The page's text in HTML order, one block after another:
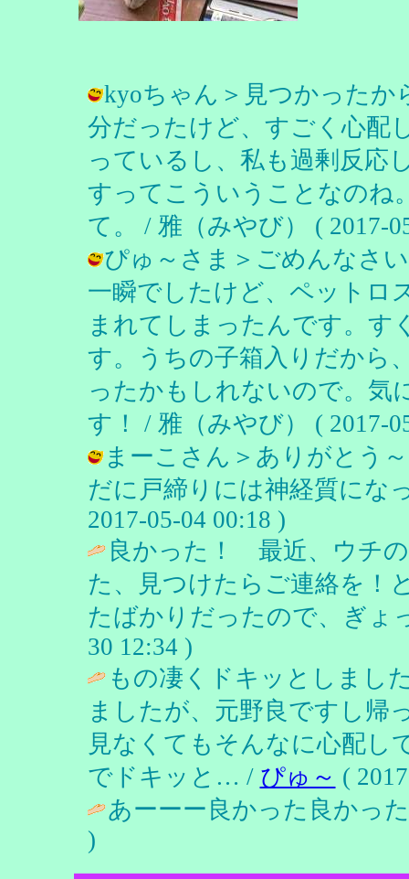
kyoちゃん＞見つかったか
分だったけど、すごく心配
っているし、私も過剰反応
すってこういうことなのね
て。 / 雅（みやび） ( 2017-
ぴゅ～さま＞ごめんなさ
一瞬でしたけど、ペットロ
まれてしまったんです。す
す。うちの子箱入りだから
ったかもしれないので。気
す！ / 雅（みやび） ( 2017-
まーこさん＞ありがとう
だに戸締りには神経質にな
2017-05-04 00:18 )
良かった！ 最近、ウチ
た、見つけたらご連絡を！
たばかりだったので、ぎょ
30 12:34 )
もの凄くドキッとしまし
ましたが、元野良ですし帰
見なくてもそんなに心配
でドキッと… / ぴゅ～ (
あーーー良かった良かっ
)